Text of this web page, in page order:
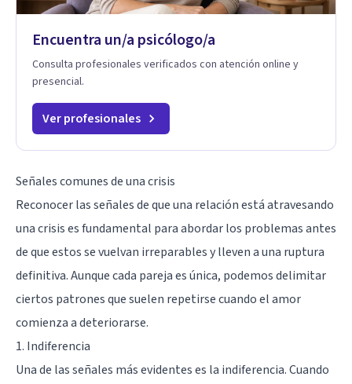
Encuentra un/a psicólogo/a
Consulta profesionales verificados con atención online y
presencial.
Ver profesionales
Señales comunes de una crisis
Reconocer las señales de que una relación está atravesando
una crisis es fundamental para abordar los problemas antes
de que estos se vuelvan irreparables y lleven a una ruptura
definitiva. Aunque cada pareja es única, podemos delimitar
ciertos patrones que suelen repetirse cuando el amor
comienza a deteriorarse.
1. Indiferencia
Una de las señales más evidentes es la indiferencia. Cuando